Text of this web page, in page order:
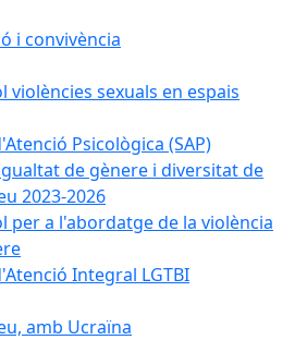
i convivència
violències sexuals en espais
Psicològica (SAP)
de gènere i diversitat de
2023-2026
per a l'abordatge de la violència
Integral LGTBI
amb Ucraïna